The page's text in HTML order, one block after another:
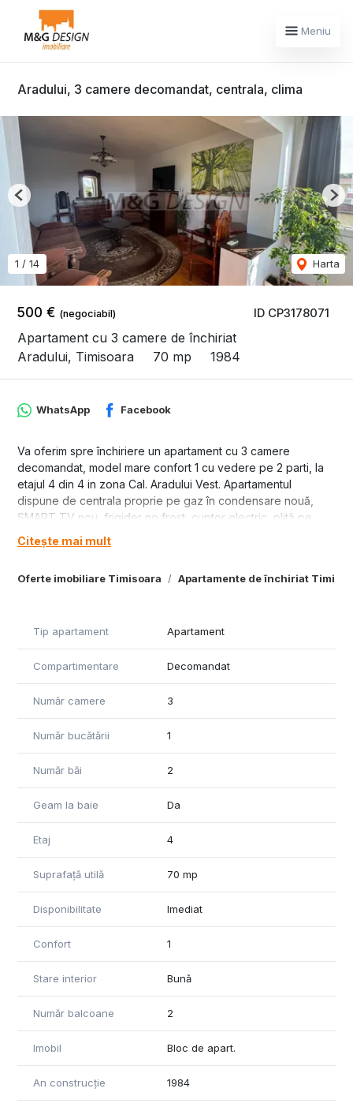
Meniu
Aradului, 3 camere decomandat, centrala, clima
ID CP3178071
500 € (negociabil)
Apartament cu 3 camere de închiriat
Aradului, Timisoara
70 mp 1984
1 / 14 Harta
Previous
Oferte imobiliare Timisoara Apartamente de închiriat
WhatsApp Facebook
Va oferim spre închiriere un apartament cu 3 camere
decomandat, model mare confort 1 cu vedere pe 2 parti, la
etajul 4 din 4 in zona Cal. Aradului Vest. Apartamentul
dispune de centrala proprie pe gaz în condensare nouă,
SMART TV nou, frigider no frost, cuptor electric, plită pe
gaz, mașină de spălat rufe, mașină de spălat vase, două
aparate de aer condiționat, 2 bai. Mobilat si utilat cu tot
Tehnology, Iulius Town, mijloace de transport in comun. Pret
0728857135
Citește mai mult
Tip apartament Apartament
Compartimentare Decomandat
Număr camere 3
Număr bucătării 1
Număr băi 2
Geam la baie Da
Etaj 4
Suprafață utilă 70 mp
Disponibilitate Imediat
Confort 1
Stare interior Bună
Număr balcoane 2
Imobil Bloc de apart.
An construcție 1984